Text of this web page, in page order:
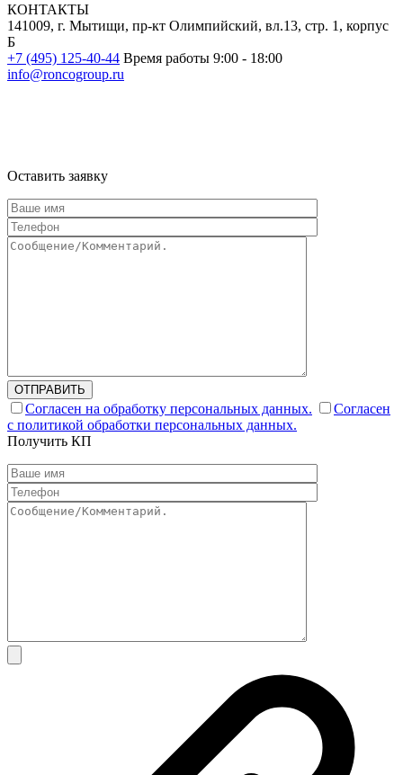
КОНТАКТЫ
141009, г. Мытищи, пр-кт Олимпийский, вл.13, стр. 1, корпус
Б
+7 (495) 125-40-44 Время работы 9:00 - 18:00
info@roncogroup.ru
Оставить заявку
ОТПРАВИТЬ
Согласен на обработку персональных данных.
Согласен
с политикой обработки персональных данных.
Получить КП